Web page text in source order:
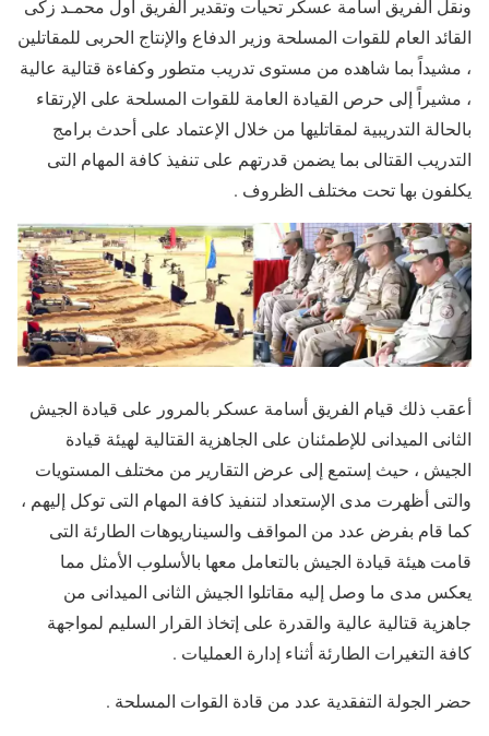
ونقل الفريق أسامة عسكر تحيات وتقدير الفريق أول محمـد زكى
القائد العام للقوات المسلحة وزير الدفاع والإنتاج الحربى للمقاتلين
، مشيداً بما شاهده من مستوى تدريب متطور وكفاءة قتالية عالية
، مشيراً إلى حرص القيادة العامة للقوات المسلحة على الإرتقاء
بالحالة التدريبية لمقاتليها من خلال الإعتماد على أحدث برامج
التدريب القتالى بما يضمن قدرتهم على تنفيذ كافة المهام التى
يكلفون بها تحت مختلف الظروف .
أعقب ذلك قيام الفريق أسامة عسكر بالمرور على قيادة الجيش
الثانى الميدانى للإطمئنان على الجاهزية القتالية لهيئة قيادة
الجيش ، حيث إستمع إلى عرض التقارير من مختلف المستويات
والتى أظهرت مدى الإستعداد لتنفيذ كافة المهام التى توكل إليهم ،
كما قام بفرض عدد من المواقف والسيناريوهات الطارئة التى
قامت هيئة قيادة الجيش بالتعامل معها بالأسلوب الأمثل مما
يعكس مدى ما وصل إليه مقاتلوا الجيش الثانى الميدانى من
جاهزية قتالية عالية والقدرة على إتخاذ القرار السليم لمواجهة
كافة التغيرات الطارئة أثناء إدارة العمليات .
حضر الجولة التفقدية عدد من قادة القوات المسلحة .